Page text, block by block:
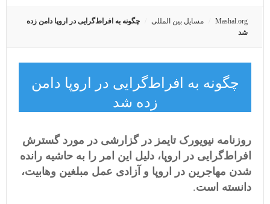
Mashal.org مسایل بین المللی
چگونه به افراط‌گرایی در اروپا دامن زده
شد
چگونه به افراط‌گرایی در اروپا دامن
زده شد
روزنامه نیویورک تایمز در گزارشی در مورد گسترش
افراط‌گرایی در اروپا، دلیل این امر را به حاشیه رانده
شدن مهاجرین در اروپا و آزادی عمل مبلغین وهابیت،
دانسته است.